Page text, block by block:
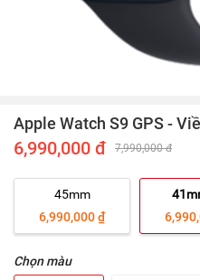
Apple Watch S9 GPS -
6,990,000 đ 7,990,000 đ
45mm
6,990,000 ₫
Chọn màu